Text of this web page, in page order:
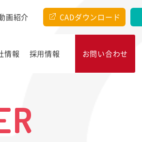
画紹介 CADダウンロード
情報 採⽤情報 お問い合わせ